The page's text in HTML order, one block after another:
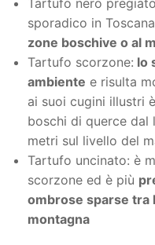
Tartufo nero
sporadico in
zone boschive o al
Tartufo scorzone: lo
ambiente e risulta
ai suoi cugini illustri
boschi di querce dal
metri sul livello del
Tartufo uncinato: è
scorzone ed è più
ombrose sparse tra
montagna